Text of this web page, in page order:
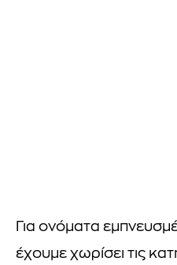
Για ονόματα
έχουμε χωρίσει τις